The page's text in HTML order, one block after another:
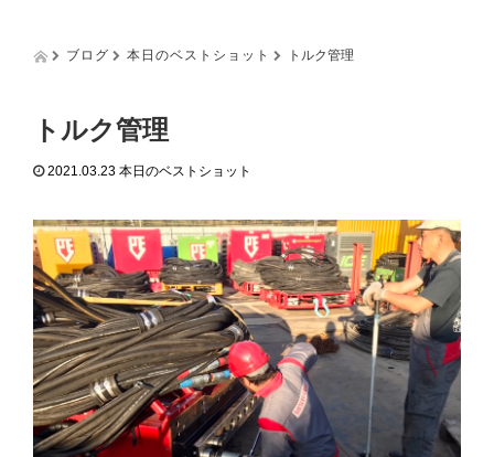
t
i
o
ブログ 本日のベストショット トルク管理
トルク管理
2021.03.23 本日のベストショット